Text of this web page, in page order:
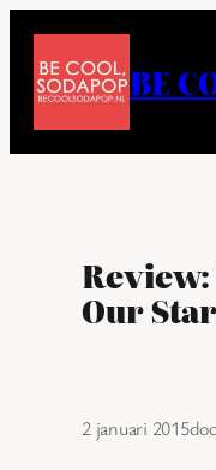
naar
inhoud
BE
Our
2 januari 2015